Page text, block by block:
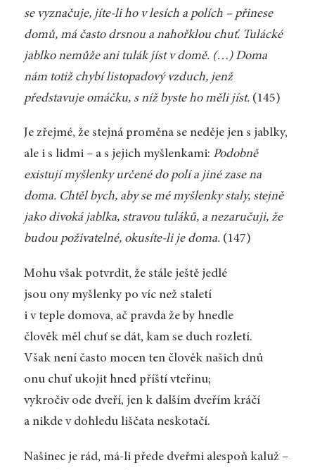
se vyznačuje, jíte-li ho v lesích a polích – přinese
domů, má často drsnou a nahořklou chuť. Tulácké
jablko nemůže ani tulák jíst v domě. (…) Doma
nám totiž chybí listopadový vzduch, jenž
představuje omáčku, s níž byste ho měli jíst.(145)
Je zřejmé, že stejná proměna se neděje jen s jablky,
ale i s lidmi – a s jejich myšlenkami: Podobně
existují myšlenky určené do polí a jiné zase na
doma. Chtěl bych, aby se mé myšlenky staly, stejně
jako divoká jablka, stravou tuláků, a nezaručuji, že
budou poživatelné, okusíte-li je doma.(147)
Mohu však potvrdit, že stále ještě jedlé
jsou ony myšlenky po víc než staletí
i v teple domova, ač pravda že by hnedle
člověk měl chuť se dát, kam se duch rozletí.
Však není často mocen ten člověk našich dnů
onu chuť ukojit hned příští vteřinu;
vykročiv ode dveří, jen k dalším dveřím kráčí
a nikde v dohledu liščata neskotačí.
Našinec je rád, má-li přede dveřmi alespoň kaluž –